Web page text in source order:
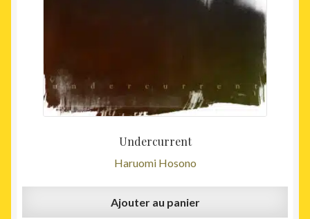
Undercurrent
Haruomi Hosono
Ajouter au panier